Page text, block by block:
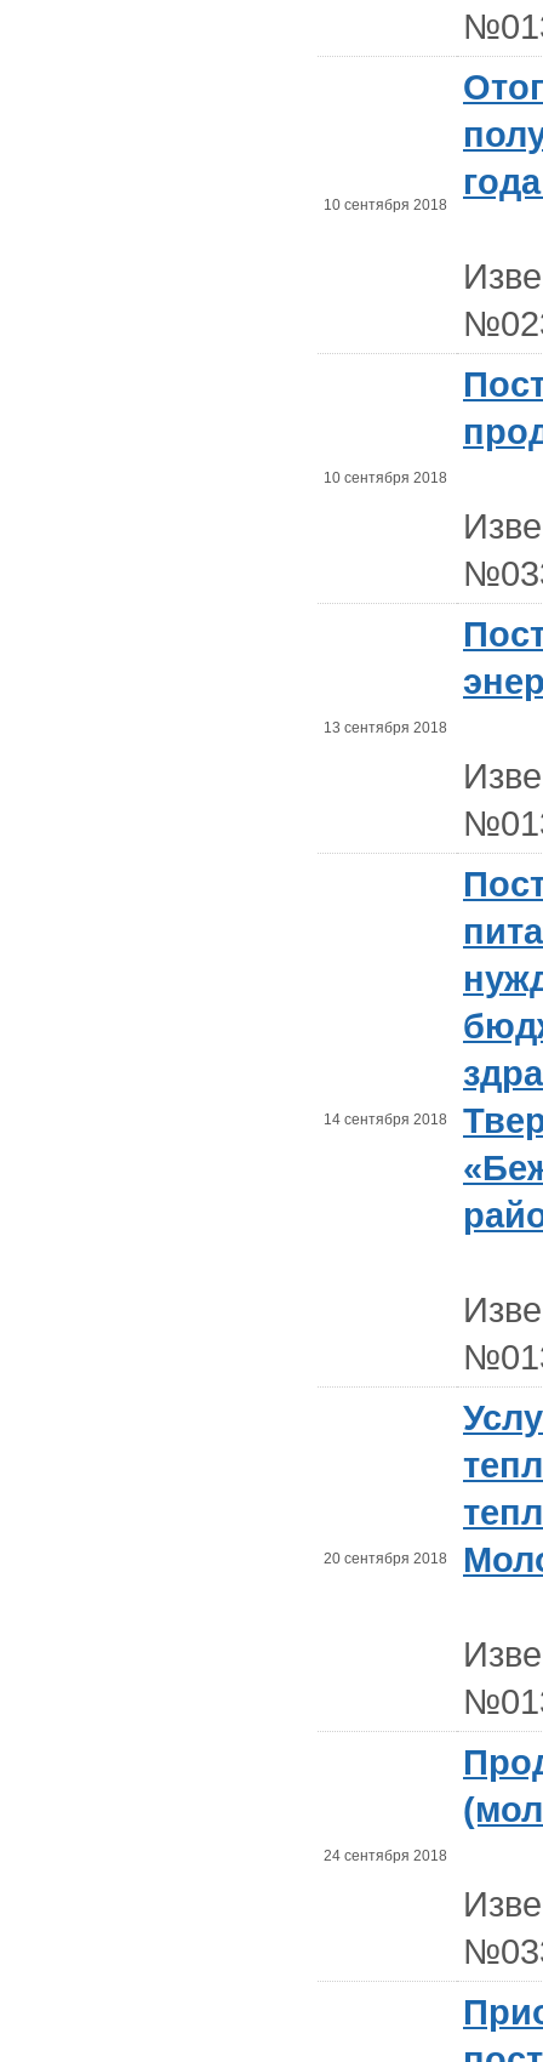
10 сентября 2018
10 сентября 2018
13 сентября 2018
14 сентября 2018
20 сентября 2018
24 сентября 2018